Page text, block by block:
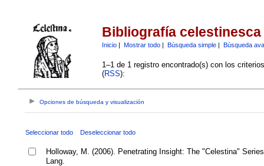
Bibliografía celestinesca
Inicio| Mostrar todo| Búsqueda simple| Búsqueda
1–1 de 1 registro encontrado(s) con los
(RSS):
Opciones de búsqueda y visualización
Seleccionar todo Deseleccionar todo
Holloway, M. (2006). Penetrating Insight: The "Celestina"
Lang.